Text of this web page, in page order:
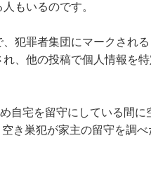
もいるのです。
犯罪者集団にマークされる
、他の投稿で個人情報を特
自宅を留守にしている間に
き巣犯が家主の留守を調べ